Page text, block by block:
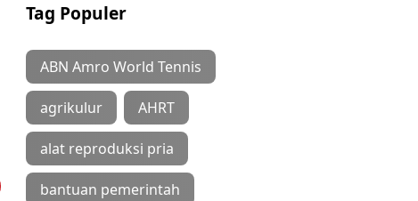
Tag Populer
ABN Amro World Tennis
agrikulur AHRT
alat reproduksi pria
bantuan pemerintah